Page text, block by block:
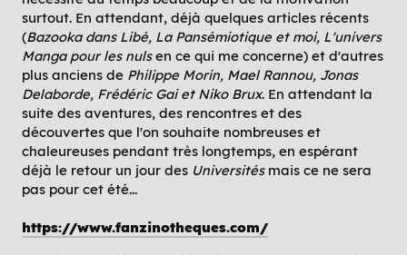
surtout. En attendant, déjà quelques articles récents
(Bazooka dans Libé, La Pansémiotique et moi, L'univers
Manga pour les nulsen ce qui me concerne) et d'autres
plus anciens de Philippe Morin, Mael Rannou, Jonas
Delaborde, Frédéric Gai et Niko Brux. En attendant la
suite des aventures, des rencontres et des
découvertes que l'on souhaite nombreuses et
chaleureuses pendant très longtemps, en espérant
déjà le retour un jour des Universitésmais ce ne sera
pas pour cet été...
https://www.fanzinotheques.com/